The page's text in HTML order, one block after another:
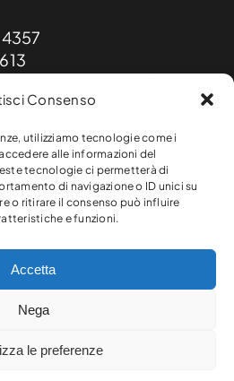
Consenso
utilizziamo tecnologie come i
alle informazioni del
tecnologie ci permetterà di
di navigazione o ID unici su
o ritirare il consenso può influire
e funzioni.
Accetta
Nega
le preferenze
Lioni (AV)
srls. Tutti i diritti riservati.
– R.E.A. AV-301641
|Policy Privacy